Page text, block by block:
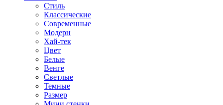
Стиль
Классические
Современные
Модерн
Хай-тек
Цвет
Белые
Венге
Светлые
Темные
Размер